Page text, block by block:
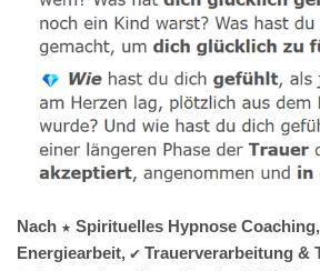
Nach ★ Spirituelles Hypnose
Energiearbeit, ✔️ Trauerverarbeitung &